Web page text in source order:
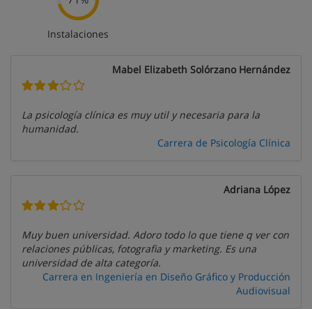
Instalaciones
Mabel Elizabeth Solórzano Hernández
La psicología clínica es muy util y necesaria para la
humanidad.
Carrera de Psicología Clínica
Adriana López
Muy buen universidad. Adoro todo lo que tiene q ver con
relaciones públicas, fotografia y marketing. Es una
universidad de alta categoría.
Carrera en Ingeniería en Diseño Gráfico y Producción
Audiovisual